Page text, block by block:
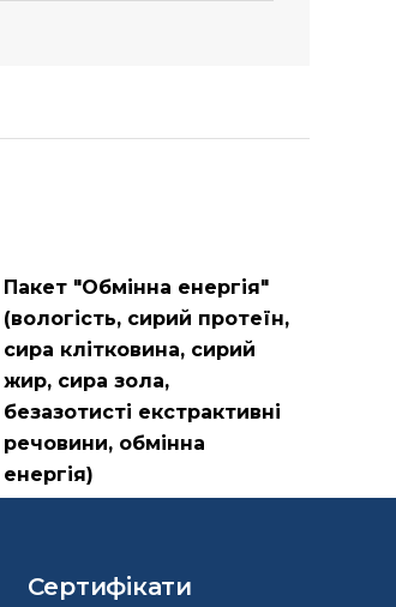
Пакет "Обмінна енергія"
(вологість, сирий протеїн,
сира клітковина, сирий
жир, сира зола,
безазотисті екстрактивні
речовини, обмінна
енергія)
Сертифікати